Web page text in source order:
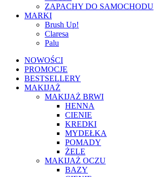
ZAPACHY DO SAMOCHODU
MARKI
Brush Up!
Claresa
Palu
NOWOŚCI
PROMOCJE
BESTSELLERY
MAKIJAŻ
MAKIJAŻ BRWI
HENNA
CIENIE
KREDKI
MYDEŁKA
POMADY
ŻELE
MAKIJAŻ OCZU
BAZY